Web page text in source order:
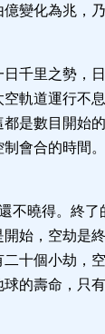
變化為兆，
千里之勢，
軌道運行不
是數目開始
會合的時間
不曉得。終了
始，空劫是
十個小劫，
的壽命，只